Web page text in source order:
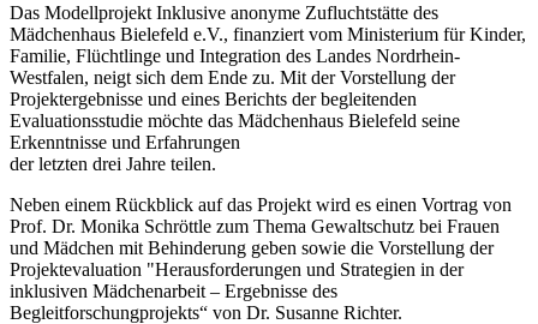
Das Modellprojekt Inklusive anonyme Zufluchtstätte des
Mädchenhaus Bielefeld e.V., finanziert vom Ministerium für Kinder,
Familie, Flüchtlinge und Integration des Landes Nordrhein-
Westfalen, neigt sich dem Ende zu. Mit der Vorstellung der
Projektergebnisse und eines Berichts der begleitenden
Evaluationsstudie möchte das Mädchenhaus Bielefeld seine
Erkenntnisse und Erfahrungen
der letzten drei Jahre teilen.
Neben einem Rückblick auf das Projekt wird es einen Vortrag von
Prof. Dr. Monika Schröttle zum Thema Gewaltschutz bei Frauen
und Mädchen mit Behinderung geben sowie die Vorstellung der
Projektevaluation "Herausforderungen und Strategien in der
inklusiven Mädchenarbeit – Ergebnisse des
Begleitforschungprojekts“ von Dr. Susanne Richter.